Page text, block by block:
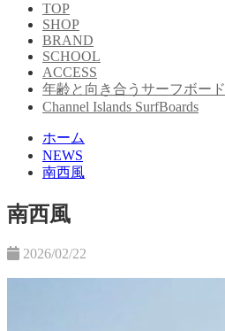
TOP
SHOP
BRAND
SCHOOL
ACCESS
年齢と向き合うサーフボード
Channel Islands SurfBoards
ホーム
NEWS
南西風
南西風
2026/02/22